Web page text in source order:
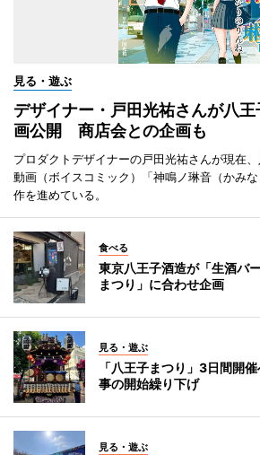
見る・遊ぶ
デザイナー・戸田光祐さんが八
画公開 商店会との企画も
プロダクトデザイナーの戸田光祐さんが現在
動画（ボイスコミック）「神鳴ノ琳音（かみ
作を進めている。
食べる
東京八王子酒造が「生酒バ
まつり」に合わせ企画
見る・遊ぶ
「八王子まつり」3日間開
事の開始繰り下げ
見る・遊ぶ